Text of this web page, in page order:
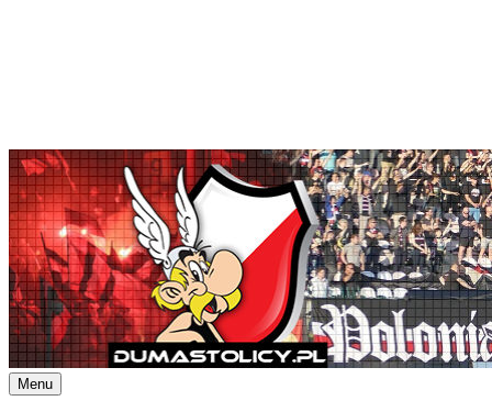
Skip
to
content
Menu